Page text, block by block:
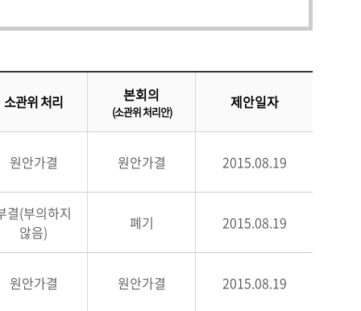
소관위 처리 본회의
(소관위 처리안)
제안일자
원안가결 원안가결 2015.08.19
결(부의하지
않음)
폐기 2015.08.19
원안가결 원안가결 2015.08.19